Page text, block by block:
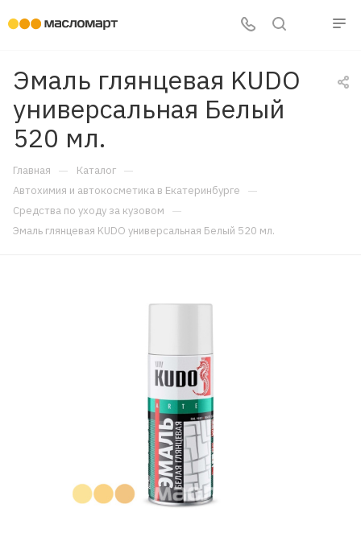
Эмаль глянцевая KUDO
универсальная Белый
520 мл.
Главная — Каталог —
Автохимия и автокосметика в Екатеринбурге —
Средства по уходу за кузовом —
Эмаль глянцевая KUDO универсальная Белый 520 мл.